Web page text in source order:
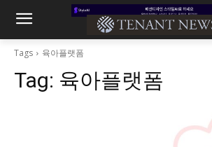
Tags 육아플랫폼
Tag: 육아플랫폼